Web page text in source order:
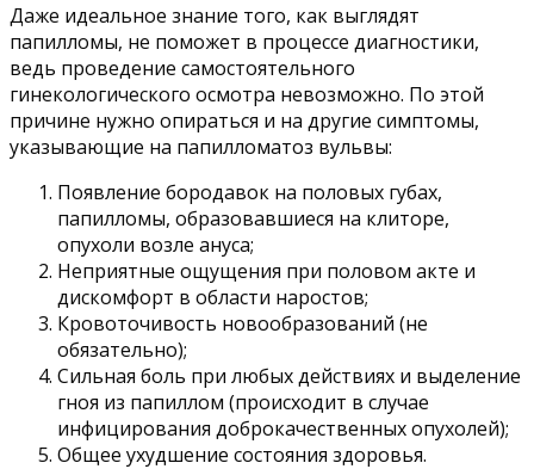
Даже идеальное знание того, как выглядят
папилломы, не поможет в процессе диагностики,
ведь проведение самостоятельного
гинекологического осмотра невозможно. По этой
причине нужно опираться и на другие симптомы,
указывающие на папилломатоз вульвы:
Появление бородавок на половых губах,
папилломы, образовавшиеся на клиторе,
опухоли возле ануса;
Неприятные ощущения при половом акте и
дискомфорт в области наростов;
Кровоточивость новообразований (не
обязательно);
Сильная боль при любых действиях и выделение
гноя из папиллом (происходит в случае
инфицирования доброкачественных опухолей);
Общее ухудшение состояния здоровья.